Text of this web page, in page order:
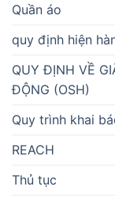
Quần áo
quy định hiện
QUY ĐỊNH VỀ
ĐỘNG (OSH)
Quy trình khai
REACH
Thủ tục